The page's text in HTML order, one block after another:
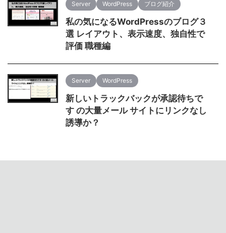
Server WordPress ブログ紹介
私の気になるWordPressのブログ３
選 レイアウト、表示速度、独自性で
評価 職種編
Server WordPress
新しいトラックバックが承認待ちで
す の大量メール サイトにリンクなし
誘導か？